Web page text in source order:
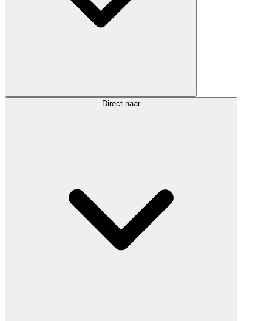
Direct naar